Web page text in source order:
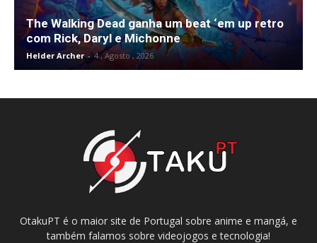
The Walking Dead ganha um beat ‘em up retro
com Rick, Daryl e Michonne
Helder Archer - 4 , Agosto , 2026
OtakuPT é o maior site de Portugal sobre anime e mangá, e
também falamos sobre videojogos e tecnologia!